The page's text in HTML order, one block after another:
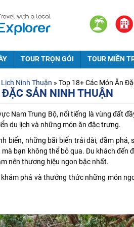
TOUR TRỌN GÓI TOUR MIỀN
Ninh Thuận » Top 18+ Các Món Ăn
SẢN NINH THUẬN
Nam Trung Bộ, nổi tiếng là vùng đất
du lịch và những món ăn đặc trưng.
biển, những bãi biển trải dài, đầm phá,
bạn không thể bỏ qua. Du khách đến
nên thương hiệu ngon bậc nhất.
khám phá và thưởng thức những món